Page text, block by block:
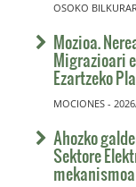
OSOKO
Mozioa.
Migrazioari
Ezartzeko
MOCIONES -
Ahozko
Sektore